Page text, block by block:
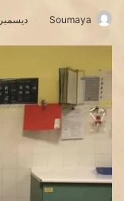
Soumaya ديسمبر 13, 2021